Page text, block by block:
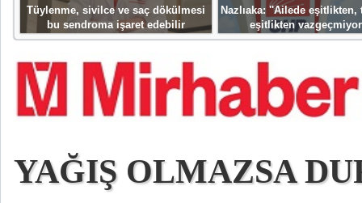
Tüylenme, sivilce ve saç dökülmesi
bu sendroma işaret edebilir
Nazlıaka: ''Ailede eşitlikten,
eşitlikten
YAĞIŞ OLMAZSA